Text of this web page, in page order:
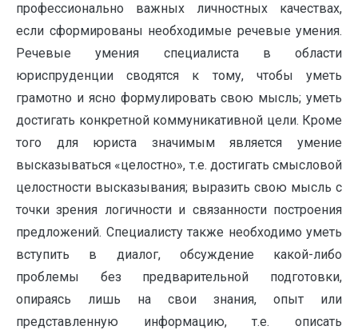
профессионально важных личностных качествах,
если сформированы необходимые речевые умения.
Речевые умения специалиста в области
юриспруденции сводятся к тому, чтобы уметь
грамотно и ясно формулировать свою мысль; уметь
достигать конкретной коммуникативной цели. Кроме
того для юриста значимым является умение
высказываться «целостно», т.е. достигать смысловой
целостности высказывания; выразить свою мысль с
точки зрения логичности и связанности построения
предложений. Специалисту также необходимо уметь
вступить в диалог, обсуждение какой-либо
проблемы без предварительной подготовки,
опираясь лишь на свои знания, опыт или
представленную информацию, т.е. описать